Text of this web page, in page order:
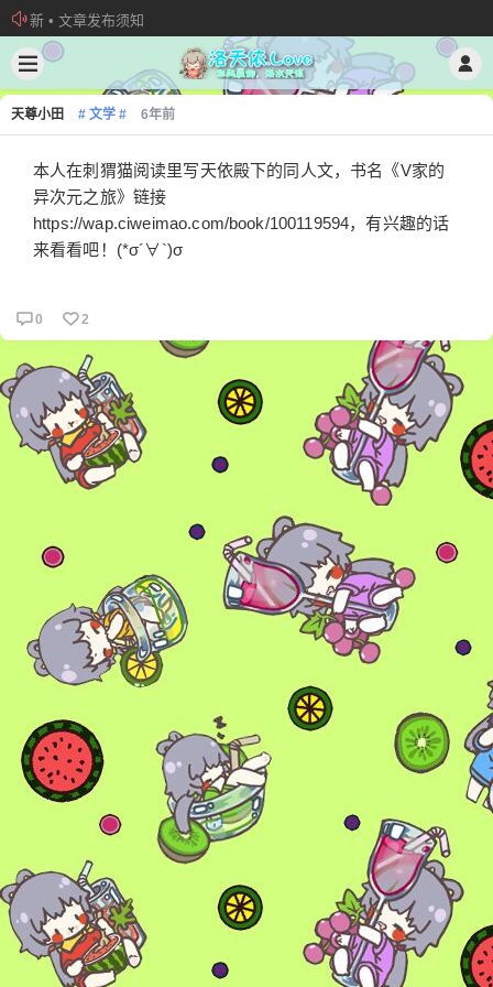
欢迎加入“VOCALOID洛天依“QQ群！
加入本站管理团队
新 • 文章发布须知
天尊小田 # 文学 # 6年前
本人在刺猬猫阅读里写天依殿下的同人文，书名《V家的
异次元之旅》链接
https://wap.ciweimao.com/book/100119594，有兴趣的话
来看看吧！(*σ´∀`)σ
0 2
您没有权限发布内容，请购买会员或者提升权
限。
6位以上
6位以上
忘记密码？ 找回 登录